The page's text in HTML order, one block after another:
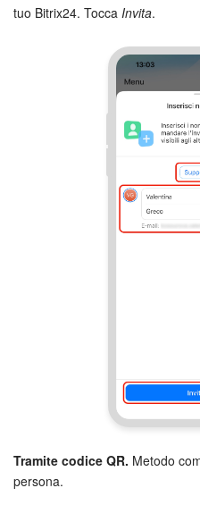
tuo Bitrix24. Tocca Invita.
Tramite codice QR. Metodo
persona.